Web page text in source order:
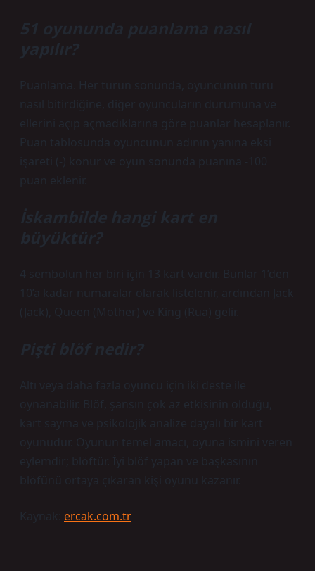
51 oyununda puanlama nasıl
yapılır?
Puanlama. Her turun sonunda, oyuncunun turu
nasıl bitirdiğine, diğer oyuncuların durumuna ve
ellerini açıp açmadıklarına göre puanlar hesaplanır.
Puan tablosunda oyuncunun adının yanına eksi
işareti (-) konur ve oyun sonunda puanına -100
puan eklenir.
İskambilde hangi kart en
büyüktür?
4 sembolün her biri için 13 kart vardır. Bunlar 1’den
10’a kadar numaralar olarak listelenir, ardından Jack
(Jack), Queen (Mother) ve King (Rua) gelir.
Pişti blöf nedir?
Altı veya daha fazla oyuncu için iki deste ile
oynanabilir. Blöf, şansın çok az etkisinin olduğu,
kart sayma ve psikolojik analize dayalı bir kart
oyunudur. Oyunun temel amacı, oyuna ismini veren
eylemdir; blöftür. İyi blöf yapan ve başkasının
blöfünü ortaya çıkaran kişi oyunu kazanır.
Kaynak: ercak.com.tr